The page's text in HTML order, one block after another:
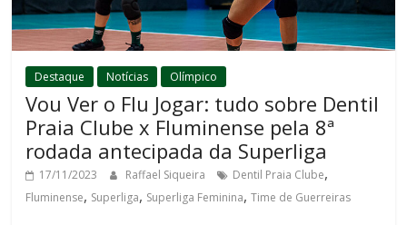
Destaque Notícias Olímpico
Vou Ver o Flu Jogar: tudo sobre Dentil
Praia Clube x Fluminense pela 8ª
rodada antecipada da Superliga
17/11/2023 Raffael Siqueira Dentil Praia Clube,
Fluminense, Superliga, Superliga Feminina,Time de Guerreiras